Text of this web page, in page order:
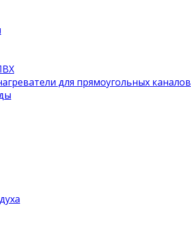
для прямоугольных каналов